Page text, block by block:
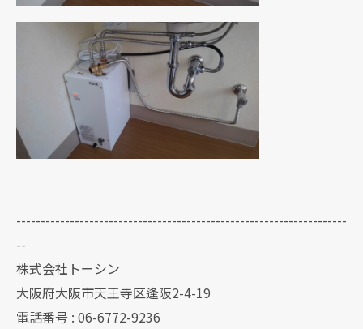
--------------------------------------------------------------------
--
株式会社トーシン
大阪府大阪市天王寺区逢阪2-4-19
電話番号 : 06-6772-9236